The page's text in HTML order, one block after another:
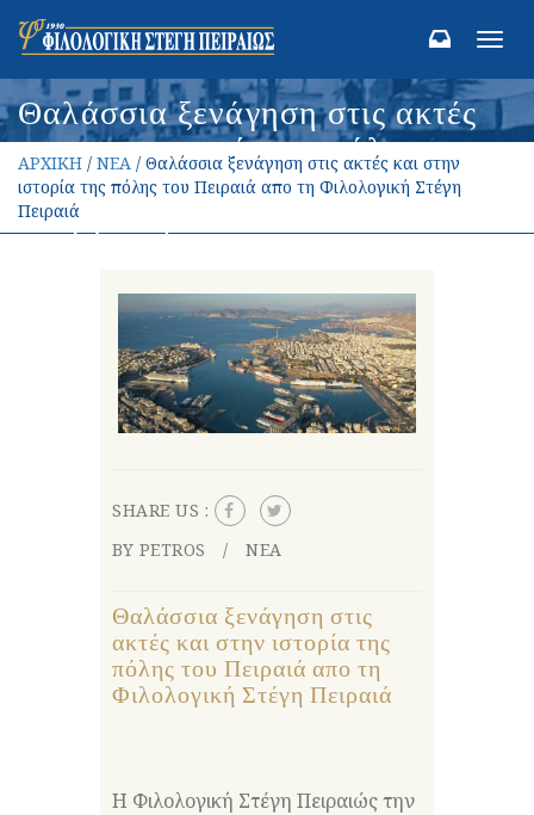
Θαλάσσια ξενάγηση στις ακτές
και στην ιστορία της πόλης του
Πειραιά απο τη Φιλολογική
Στέγη Πειραιά
ΑΡΧΙΚΗ / ΝΕΑ / Θαλάσσια ξενάγηση στις ακτές και στην
ιστορία της πόλης του Πειραιά απο τη Φιλολογική Στέγη
Πειραιά
SHARE US :
BY PETROS
ΝΕΑ
Θαλάσσια ξενάγηση στις
ακτές και στην ιστορία της
πόλης του Πειραιά απο τη
Φιλολογική Στέγη Πειραιά
Η Φιλολογική Στέγη Πειραιώς την